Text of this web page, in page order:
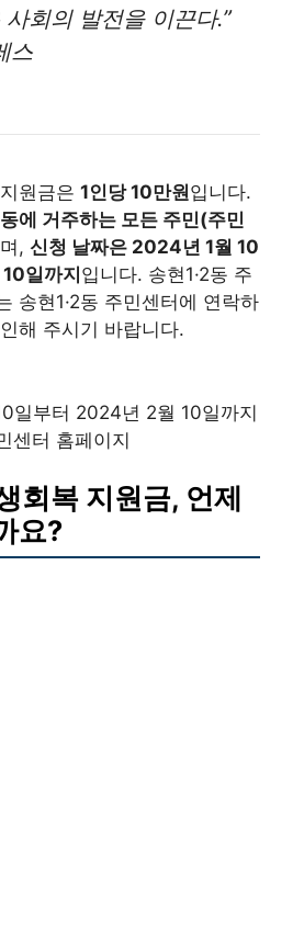
회의 발전을 이끈다.”
스
원금은 1인당 10만원입니다.
에 거주하는 모든 주민(주민
, 신청 날짜은 2024년 1월 10
일까지 입니다. 송현1·2동 주
송현1·2동 주민센터에 연락하
해 주시기 바랍니다.
일부터 2024년 2월 10일까지
센터 홈페이지
회복 지원금, 언제
요?